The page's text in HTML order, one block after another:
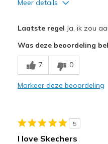
Meer details
Breathe Well
Durable
Wear Out Quickly
Laatste regel Ja, ik zou
Was deze beoordeling
7 0
Markeer deze beoordeling
5
I love Skechers